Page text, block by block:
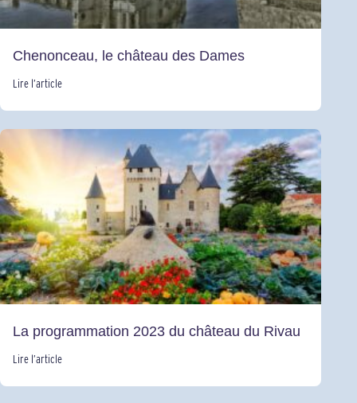
Chenonceau, le château des Dames
Lire l’article
La programmation 2023 du château du Rivau
Lire l’article